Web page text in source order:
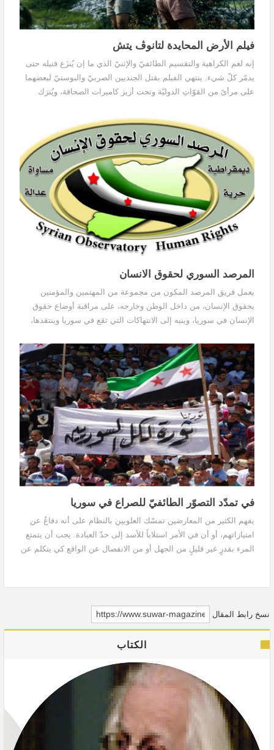
فيلم الأرض المحايدة لتانوڤ يتش
إنه لغم الكراهية والتقسيم الطائفيّ والإثنيّ الذي ما إن يُنزَع فتيله حتى
يدمّر كلّ شيء. ينتهي الفيلم بقتل الجنديين الصربيّ والبوسنيّ لبعضهما
على مرأىً من القوّاتِ الدوليّة وتحت أزيز كاميرات الصحافة، ويُترَك
عمليّةٍ وهميّةٍ لنقله إلى المشفى.
المرصد السوري لحقوق الانسان
يعمل فريق المرصد المكون من مجموعة من المهتمين والمؤمنين
بحقوق الإنسان، من داخل الوطن وخارجه، على مراقبة أوضاع حقوق
الإنسان في سوريا، وينبه إلى الانتهاكات التي تقع في سوريا وينتقدها،
وإعلامي واسع
في تمدّد التصوّر الطائفيّ للصراع في سوريا
يفهم الكثير من المعارضين تمسّك العلويين بالنظام على أنه دفاعٌ عن
امتيازاتهم، أو أن في الأمر استلاباً للأسد إلى حدّ العبادة. يجب أن يتمتع
المرء بقدرٍ غير قليلٍ من الجهل أو من الانفصال عن الواقع كي يتكلم عن
نسخ رابط المقال
الكتاب